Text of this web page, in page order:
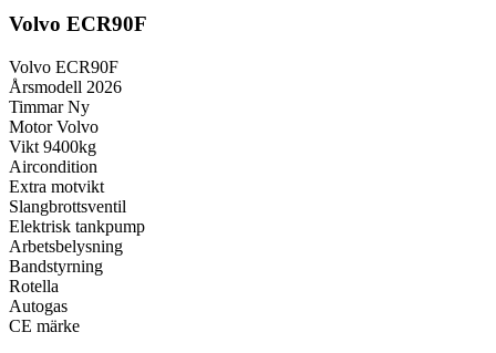
Volvo ECR90F
Volvo ECR90F
Årsmodell 2026
Timmar Ny
Motor Volvo
Vikt 9400kg
Aircondition
Extra motvikt
Slangbrottsventil
Elektrisk tankpump
Arbetsbelysning
Bandstyrning
Rotella
Autogas
CE märke